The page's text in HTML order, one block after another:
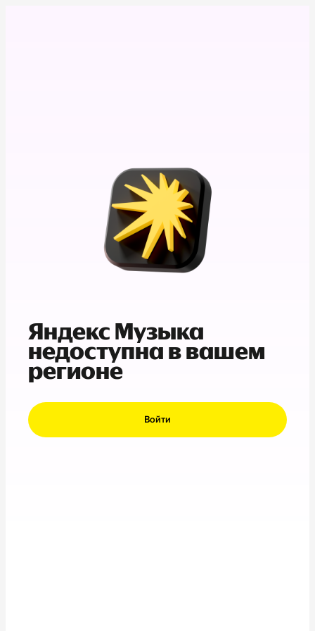
Яндекс Музыка
недоступна в вашем
регионе
Войти